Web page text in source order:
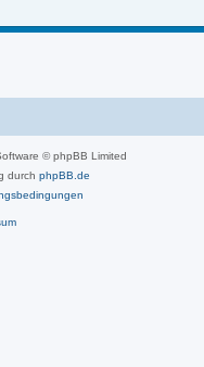
© phpBB Limited
durch phpBB.de